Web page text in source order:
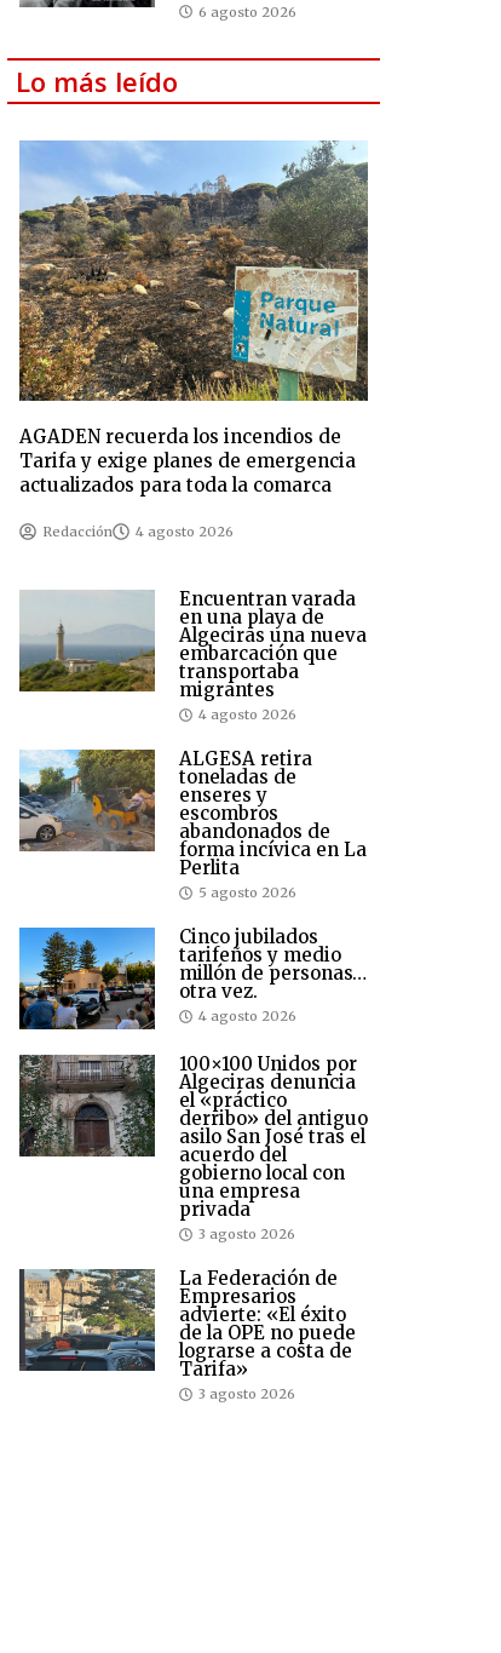
6 agosto 2026
Lo más leído
AGADEN recuerda los incendios de
Tarifa y exige planes de emergencia
actualizados para toda la comarca
Redacción 4 agosto 2026
Encuentran varada
en una playa de
Algeciras una nueva
embarcación que
transportaba
migrantes
4 agosto 2026
ALGESA retira
toneladas de
enseres y
escombros
abandonados de
forma incívica en La
Perlita
5 agosto 2026
Cinco jubilados
tarifeños y medio
millón de personas…
otra vez.
4 agosto 2026
100×100 Unidos por
Algeciras denuncia
el «práctico
derribo» del antiguo
asilo San José tras el
acuerdo del
gobierno local con
una empresa
privada
3 agosto 2026
La Federación de
Empresarios
advierte: «El éxito
de la OPE no puede
lograrse a costa de
Tarifa»
3 agosto 2026